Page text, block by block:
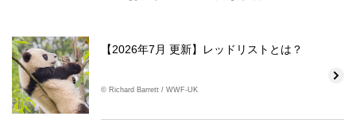
【2026年7月 更新】レッドリストとは？
© Richard Barrett / WWF-UK